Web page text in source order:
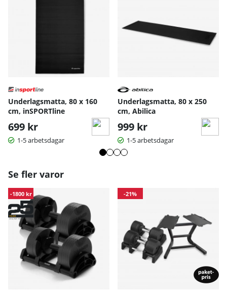
Underlagsmatta, 80 x 160
cm, inSPORTline
699 kr
1-5 arbetsdagar
Underlagsmatta, 80 x 250
cm, Abilica
999 kr
1-5 arbetsdagar
Se fler varor
-1800 kr -21%